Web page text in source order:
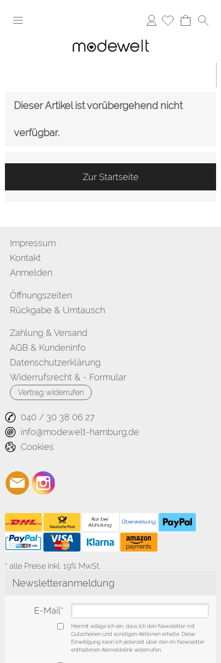
Anmelden
Dieser Artikel ist vorübergehend nicht
verfügbar.
Zur Startseite
Impressum
Kontakt
Anmelden
Öffnungszeiten
Rückgabe & Umtausch
Zahlung & Versand
AGB & Kundeninfo
Datenschutzerklärung
Widerrufsrecht & - Formular
Vertrag widerrufen
040 / 30 38 06 27
info@modewelt-hamburg.de
Cookies
* alle Preise inkl. 19% MwSt.